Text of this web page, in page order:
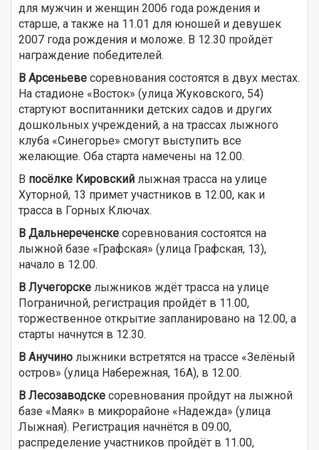
для мужчин и женщин 2006 года рождения и
старше, а также на 11.01 для юношей и девушек
2007 года рождения и моложе. В 12.30 пройдёт
награждение победителей.
В Арсеньеве соревнования состоятся в двух местах.
На стадионе «Восток» (улица Жуковского, 54)
стартуют воспитанники детских садов и других
дошкольных учреждений, а на трассах лыжного
клуба «Синегорье» смогут выступить все
желающие. Оба старта намечены на 12.00.
В посёлке Кировский лыжная трасса на улице
Хуторной, 13 примет участников в 12.00, как и
трасса в Горных Ключах.
В Дальнереченске соревнования состоятся на
лыжной базе «Графская» (улица Графская, 13),
начало в 12.00.
В Лучегорске лыжников ждёт трасса на улице
Пограничной, регистрация пройдёт в 11.00,
торжественное открытие запланировано на 12.00, а
старты начнутся в 12.30.
В Анучино лыжники встретятся на трассе «Зелёный
остров» (улица Набережная, 16А), в 12.00.
В Лесозаводске соревнования пройдут на лыжной
базе «Маяк» в микрорайоне «Надежда» (улица
Лыжная). Регистрация начнётся в 09.00,
распределение участников пройдёт в 11.00,